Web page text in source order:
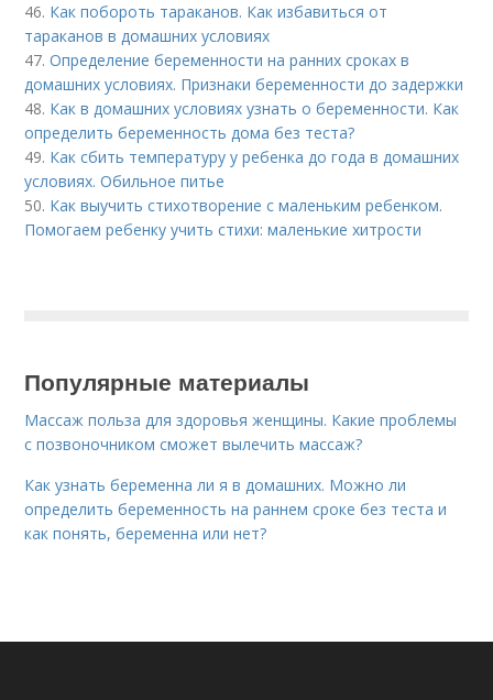
46. Как побороть тараканов. Как избавиться от
тараканов в домашних условиях
47.Определение беременности на ранних сроках в
домашних условиях. Признаки беременности до задержки
48. Как в домашних условиях узнать о беременности. Как
определить беременность дома без теста?
49. Как сбить температуру у ребенка до года в домашних
условиях. Обильное питье
50. Как выучить стихотворение с маленьким ребенком.
Помогаем ребенку учить стихи: маленькие хитрости
Популярные материалы
Массаж польза для здоровья женщины. Какие проблемы
с позвоночником сможет вылечить массаж?
Как узнать беременна ли я в домашних. Можно ли
определить беременность на раннем сроке без теста и
как понять, беременна или нет?